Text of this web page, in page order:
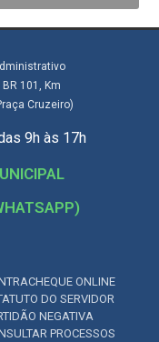
101, Km
Cruzeiro)
9h às 17h
ONLINE
DO SERVIDOR
NEGATIVA
PROCESSOS